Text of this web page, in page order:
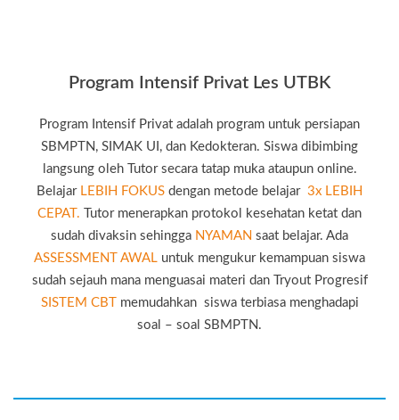
Program Intensif Privat Les UTBK
Program Intensif Privat adalah program untuk persiapan
SBMPTN, SIMAK UI, dan Kedokteran. Siswa dibimbing
langsung oleh Tutor secara tatap muka ataupun online.
Belajar LEBIH FOKUS dengan metode belajar 3x LEBIH
CEPAT. Tutor menerapkan protokol kesehatan ketat dan
sudah divaksin sehingga NYAMAN saat belajar. Ada
ASSESSMENT AWAL untuk mengukur kemampuan siswa
sudah sejauh mana menguasai materi dan Tryout Progresif
SISTEM CBT
memudahkan siswa terbiasa menghadapi
soal – soal SBMPTN.